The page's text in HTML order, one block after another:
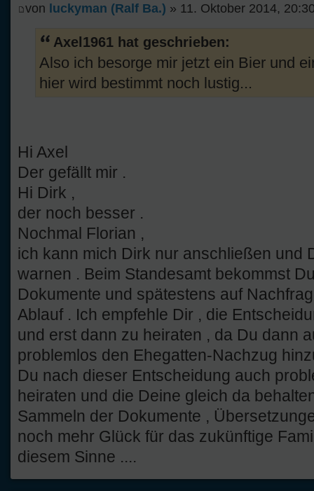
von luckyman (Ralf Ba.) » 11. Oktober 2014,
Axel1961 hat geschrieben:
Also ich besorge mir jetzt ein Bier und
hier wird bestimmt noch lustig...
Hi Axel
Der gefällt mir .
Hi Dirk ,
der noch besser .
Nochmal Florian ,
ich kann mich Dirk nur anschließen und
warnen . Beim Standesamt bekommst
Dokumente und spätestens auf
Ablauf . Ich empfehle Dir , die
und erst dann zu heiraten , da Du dann
problemlos den Ehegatten-Nachzug
Du nach dieser Entscheidung auch
heiraten und die Deine gleich da
Sammeln der Dokumente ,
noch mehr Glück für das zukünftige
diesem Sinne ....